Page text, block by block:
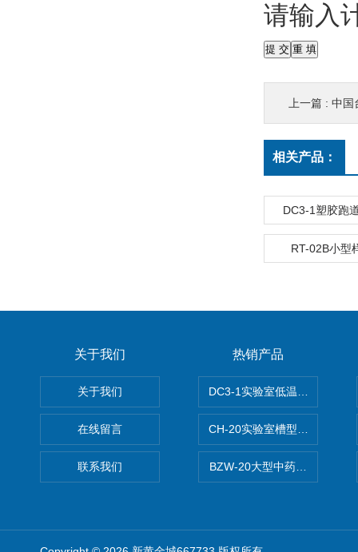
请输入
上一篇 : 中国
相关产品：
DC3-1塑胶跑
RT-02B小型
关于我们
关于我们
在线留言
联系我们
热销产品
DC3-1实验室低温冷冻粉碎机
CH-20实验室槽型混合机
BZW-20大型中药全自动制丸